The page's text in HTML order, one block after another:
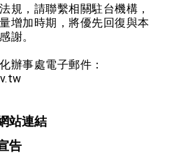
規，請聯繫相關駐台機構，
增加時期，將優先回復與本
謝。
辦事處電子郵件：
站連結
告